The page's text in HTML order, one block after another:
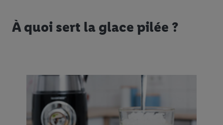
À quoi sert la glace pilée ?